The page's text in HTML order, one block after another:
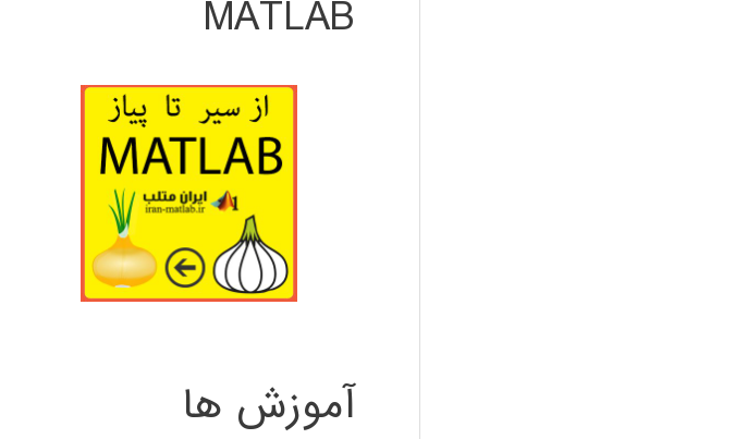
MATLAB
آموزش ها